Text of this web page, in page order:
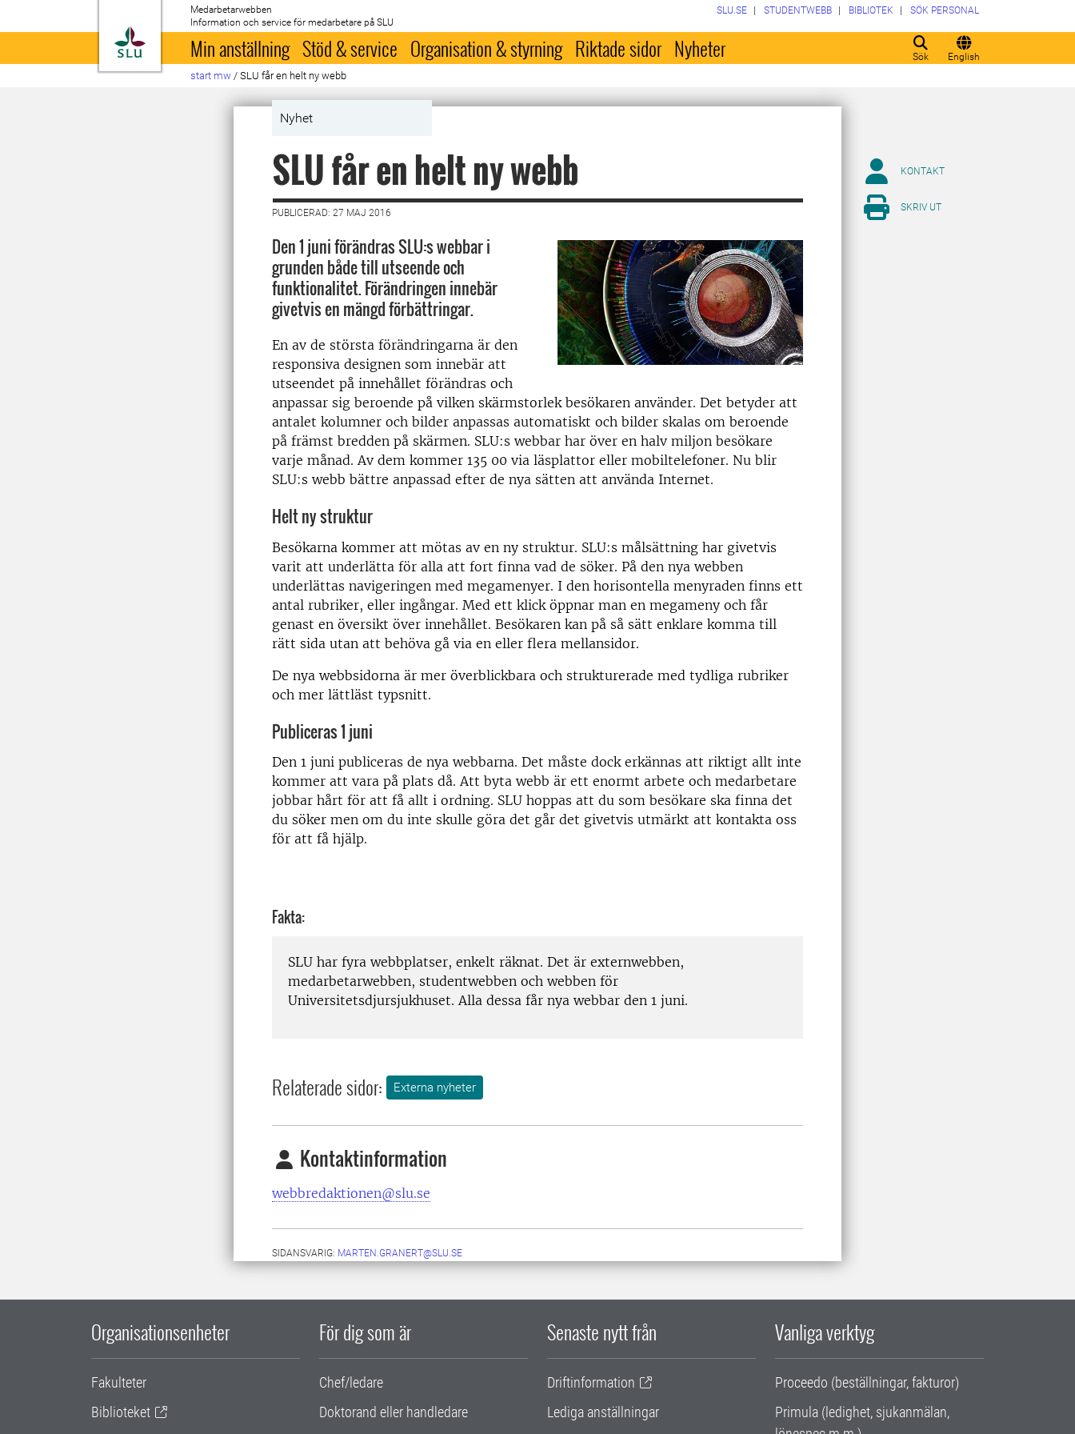
Till startsida
Medarbetarwebben
Information och service för medarbetare på SLU
Sök English
SLU.SE STUDENTWEBB BIBLIOTEK SÖK PERSONAL
Min anställning Stöd & service Organisation & styrning Riktade sidor Nyheter
start mw / SLU får en helt ny webb
Nyhet
SLU får en helt ny webb
PUBLICERAD: 27 MAJ 2016
Den 1 juni förändras SLU:s webbar i
grunden både till utseende och
funktionalitet. Förändringen innebär
givetvis en mängd förbättringar.
En av de största förändringarna är den
responsiva designen som innebär att
utseendet på innehållet förändras och
anpassar sig beroende på vilken skärmstorlek besökaren använder. Det betyder att
antalet kolumner och bilder anpassas automatiskt och bilder skalas om beroende
på främst bredden på skärmen. SLU:s webbar har över en halv miljon besökare
varje månad. Av dem kommer 135 00 via läsplattor eller mobiltelefoner. Nu blir
SLU:s webb bättre anpassad efter de nya sätten att använda Internet.
Helt ny struktur
Besökarna kommer att mötas av en ny struktur. SLU:s målsättning har givetvis
varit att underlätta för alla att fort finna vad de söker. På den nya webben
underlättas navigeringen med megamenyer. I den horisontella menyraden finns ett
antal rubriker, eller ingångar. Med ett klick öppnar man en megameny och får
genast en översikt över innehållet. Besökaren kan på så sätt enklare komma till
rätt sida utan att behöva gå via en eller flera mellansidor.
De nya webbsidorna är mer överblickbara och strukturerade med tydliga rubriker
och mer lättläst typsnitt.
Publiceras 1 juni
Den 1 juni publiceras de nya webbarna. Det måste dock erkännas att riktigt allt inte
kommer att vara på plats då. Att byta webb är ett enormt arbete och medarbetare
jobbar hårt för att få allt i ordning. SLU hoppas att du som besökare ska finna det
du söker men om du inte skulle göra det går det givetvis utmärkt att kontakta oss
för att få hjälp.
Fakta:
SLU har fyra webbplatser, enkelt räknat. Det är externwebben,
medarbetarwebben, studentwebben och webben för
Universitetsdjursjukhuset. Alla dessa får nya webbar den 1 juni.
Relaterade sidor: Externa nyheter
Kontaktinformation
webbredaktionen@slu.se
SIDANSVARIG: MARTEN.GRANERT@SLU.SE
KONTAKT
SKRIV UT
Organisationsenheter
Fakulteter
Biblioteket
För dig som är
Chef/ledare
Doktorand eller handledare
Senaste nytt från
Driftinformation
Lediga anställningar
Vanliga verktyg
Proceedo (beställningar, fakturor)
Primula (ledighet, sjukanmälan,